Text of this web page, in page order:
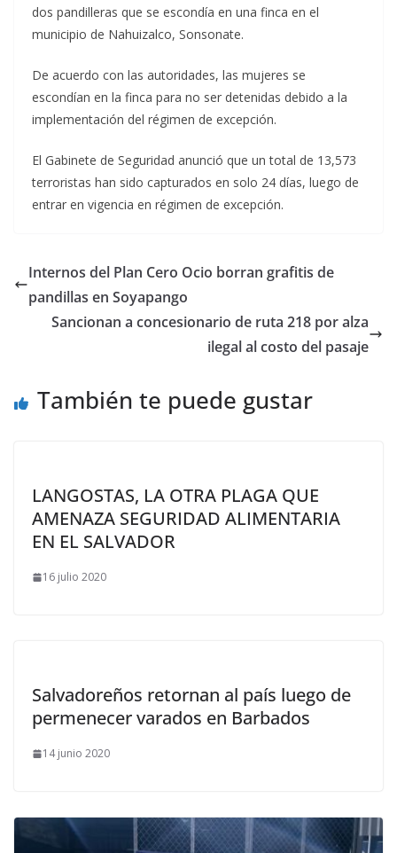
dos pandilleras que se escondía en una finca en el
municipio de Nahuizalco, Sonsonate.
De acuerdo con las autoridades, las mujeres se
escondían en la finca para no ser detenidas debido a la
implementación del régimen de excepción.
El Gabinete de Seguridad anunció que un total de 13,573
terroristas han sido capturados en solo 24 días, luego de
entrar en vigencia en régimen de excepción.
Internos del Plan Cero Ocio borran grafitis de
pandillas en Soyapango
Sancionan a concesionario de ruta 218 por alza
ilegal al costo del pasaje
También te puede gustar
LANGOSTAS, LA OTRA PLAGA QUE
AMENAZA SEGURIDAD ALIMENTARIA
EN EL SALVADOR
16 julio 2020
Salvadoreños retornan al país luego de
permenecer varados en Barbados
14 junio 2020